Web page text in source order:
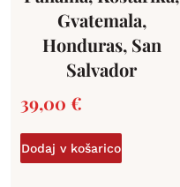
Gvatemala,
Honduras, San
Salvador
39,00 €
Dodaj v košarico